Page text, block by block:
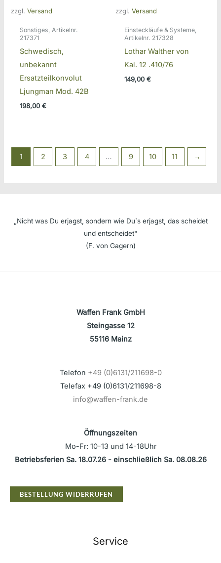
zzgl.Versand
Sonstiges, Artikelnr.
217371
Schwedisch,
unbekannt
Ersatzteilkonvolut
Ljungman Mod. 42B
198,00 €
zzgl. Versand
Einsteckläufe & Systeme,
Artikelnr. 217328
Lothar Walther von
Kal. 12 .410/76
149,00 €
1 2 3 4 … 9 10 11 →
„Nicht was Du erjagst, sondern wie Du`s erjagst, das scheidet
und entscheidet"
(F. von Gagern)
Waffen Frank GmbH
Steingasse 12
55116 Mainz
Telefon +49 (0)6131/211698-0
Telefax +49 (0)6131/211698-8
info@waffen-frank.de
Öffnungszeiten
Mo-Fr: 10-13 und 14-18Uhr
Betriebsferien Sa. 18.07.26 - einschließlich Sa. 08.08.26
BESTELLUNG WIDERRUFEN
Service